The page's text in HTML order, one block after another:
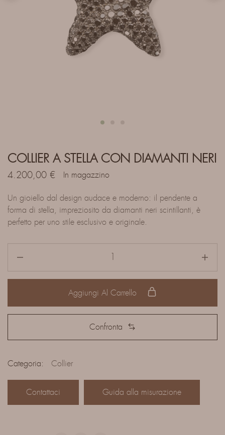
COLLIER A STELLA CON DIAMANTI NERI
4.200,00 € In magazzino
Un gioiello dal design audace e moderno: il pendente a
forma di stella, impreziosito da diamanti neri scintillanti, è
perfetto per uno stile esclusivo e originale.
Aggiungi Al Carrello
Confronta
Categoria: Collier
Contattaci Guida alla misurazione